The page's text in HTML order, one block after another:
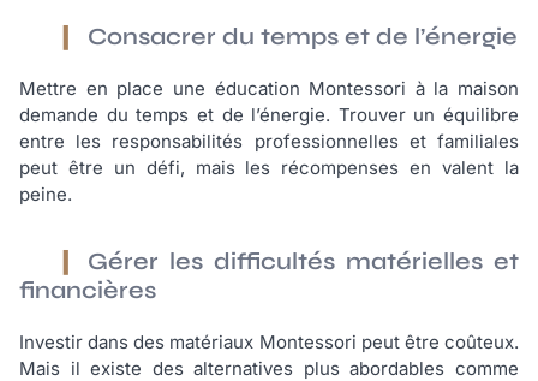
Consacrer du temps et de l’énergie
Mettre en place une éducation Montessori à la maison
demande du temps et de l’énergie. Trouver un équilibre
entre les responsabilités professionnelles et familiales
peut être un défi, mais les récompenses en valent la
peine.
Gérer les difficultés matérielles et
financières
Investir dans des matériaux Montessori peut être coûteux.
Mais il existe des alternatives plus abordables comme